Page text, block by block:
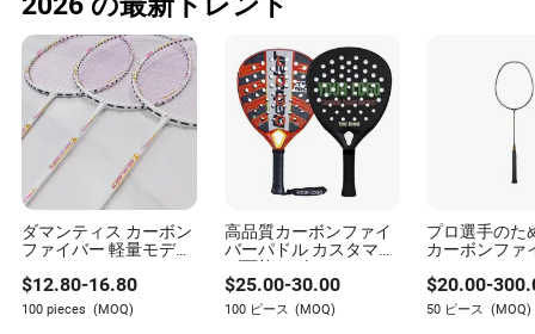
す。
ダマンティス カーボン
ファイバー 軽量モデル
D9 バドミントンラケッ
ト プロフェッショナル
ラケット
$12.80-16.80
100 pieces (MOQ)
高品質カーボンファイ
バーパドル カスタマイ
ズ可能なビーチテニス
用スチールEVAフォー
ムコアラケット 快適な
グリップ付き ビーチテ
$25.00-30.00
100 ピース (MOQ)
プロ選手のた
カーボンファ
ドミントンラ
$20.00-
50 ピース (MOQ)